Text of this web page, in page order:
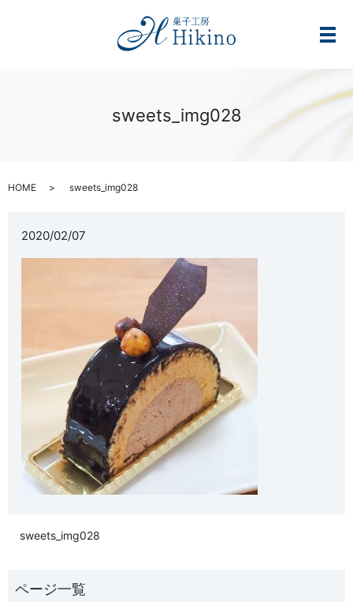
メ
sweets_img028
HOME sweets_img028
2020/02/07
sweets_img028